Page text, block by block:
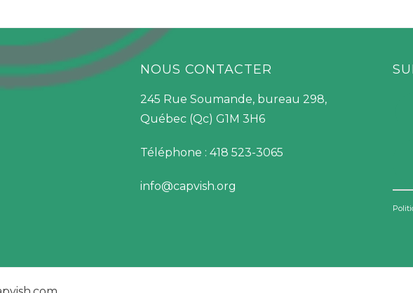
NOUS CONTACTER
245 Rue Soumande, bureau 298,
Québec (Qc) G1M 3H6
Téléphone : 418 523-3065
info@capvish.org